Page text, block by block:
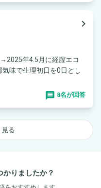
navigate_next
年4.5月に経膣エコ
味で生理初日を0日とし
8名が回答
る
かりましたか？